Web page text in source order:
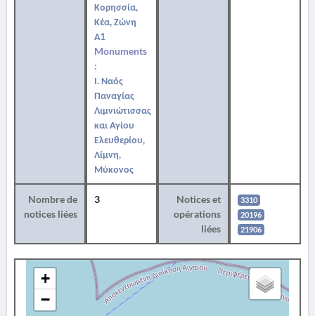
Κορησσία,
Κέα, Ζώνη
Α1
Monuments
:
Ι. Ναός
Παναγίας
Λιμνιώτισσας
και Αγίου
Ελευθερίου,
Λίμνη,
Μύκονος
Nombre de
notices liées
3
Notices et
opérations
liées
3310
20196
21906
+
−